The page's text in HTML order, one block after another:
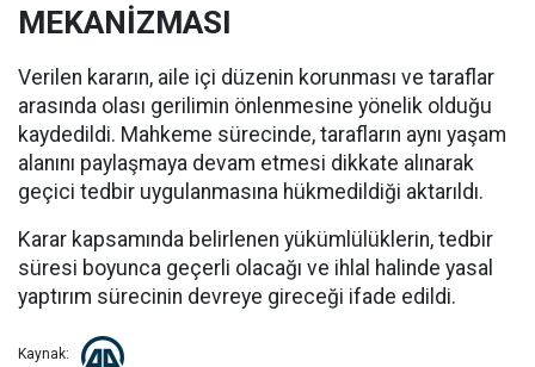
MEKANİZMASI
Verilen kararın, aile içi düzenin korunması ve taraflar
arasında olası gerilimin önlenmesine yönelik olduğu
kaydedildi. Mahkeme sürecinde, tarafların aynı yaşam
alanını paylaşmaya devam etmesi dikkate alınarak
geçici tedbir uygulanmasına hükmedildiği aktarıldı.
Karar kapsamında belirlenen yükümlülüklerin, tedbir
süresi boyunca geçerli olacağı ve ihlal halinde yasal
yaptırım sürecinin devreye gireceği ifade edildi.
Kaynak: